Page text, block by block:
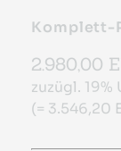
Komplett-
2.980,00
zuzügl. 19%
(= 3.546,20